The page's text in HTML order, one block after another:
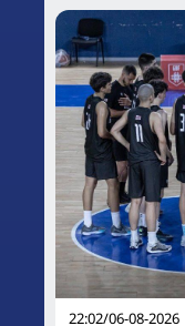
22:02/06-08-2026